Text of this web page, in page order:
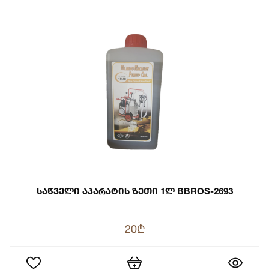
Საწველი Აპარატის Ზეთი 1ლ BBROS-2693
20₾